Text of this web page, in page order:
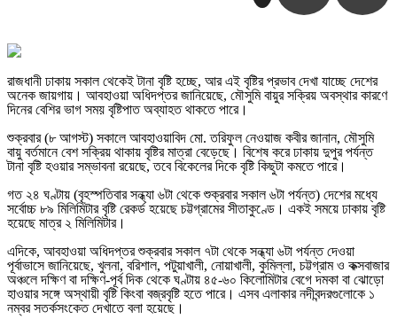
রাজধানী ঢাকায় সকাল থেকেই টানা বৃষ্টি হচ্ছে, আর এই বৃষ্টির প্রভাব দেখা যাচ্ছে দেশের
অনেক জায়গায়। আবহাওয়া অধিদপ্তর জানিয়েছে, মৌসুমি বায়ুর সক্রিয় অবস্থার কারণে
দিনের বেশির ভাগ সময় বৃষ্টিপাত অব্যাহত থাকতে পারে।
শুক্রবার (৮ আগস্ট) সকালে আবহাওয়াবিদ মো. তরিফুল নেওয়াজ কবীর জানান, মৌসুমি
বায়ু বর্তমানে বেশ সক্রিয় থাকায় বৃষ্টির মাত্রা বেড়েছে। বিশেষ করে ঢাকায় দুপুর পর্যন্ত
টানা বৃষ্টি হওয়ার সম্ভাবনা রয়েছে, তবে বিকেলের দিকে বৃষ্টি কিছুটা কমতে পারে।
গত ২৪ ঘণ্টায় (বৃহস্পতিবার সন্ধ্যা ৬টা থেকে শুক্রবার সকাল ৬টা পর্যন্ত) দেশের মধ্যে
সর্বোচ্চ ৮৯ মিলিমিটার বৃষ্টি রেকর্ড হয়েছে চট্টগ্রামের সীতাকুণ্ডে। একই সময়ে ঢাকায় বৃষ্টি
হয়েছে মাত্র ২ মিলিমিটার।
এদিকে, আবহাওয়া অধিদপ্তর শুক্রবার সকাল ৭টা থেকে সন্ধ্যা ৬টা পর্যন্ত দেওয়া
পূর্বাভাসে জানিয়েছে, খুলনা, বরিশাল, পটুয়াখালী, নোয়াখালী, কুমিল্লা, চট্টগ্রাম ও কক্সবাজার
অঞ্চলে দক্ষিণ বা দক্ষিণ-পূর্ব দিক থেকে ঘণ্টায় ৪৫-৬০ কিলোমিটার বেগে দমকা বা ঝোড়ো
হাওয়ার সঙ্গে অস্থায়ী বৃষ্টি কিংবা বজ্রবৃষ্টি হতে পারে। এসব এলাকার নদীবন্দরগুলোকে ১
নম্বর সতর্কসংকেত দেখাতে বলা হয়েছে।